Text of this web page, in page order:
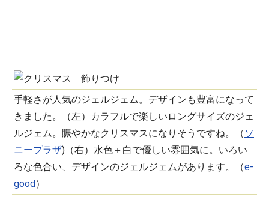
手軽さが人気のジェルジェム。デザインも豊富になって
きました。（左）カラフルで楽しいロングサイズのジェ
ルジェム。賑やかなクリスマスになりそうですね。（ ソ
ニープラザ)（右）水色＋白で優しい雰囲気に。いろい
ろな色合い、デザインのジェルジェムがあります。（e-
good）